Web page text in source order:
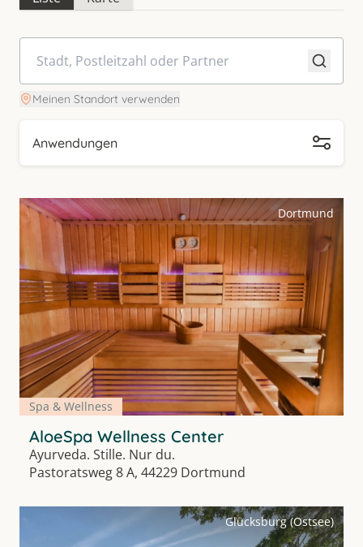
Meinen Standort verwenden
Anwendungen
Dortmund
Spa & Wellness
AloeSpa Wellness Center
Ayurveda. Stille. Nur du.
Pastoratsweg 8 A, 44229 Dortmund
Glücksburg (Ostsee)